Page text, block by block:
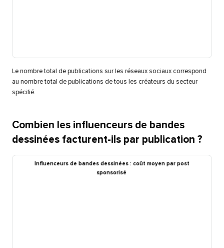
Le nombre total de publications sur les réseaux sociaux correspond
au nombre total de publications de tous les créateurs du secteur
spécifié.​​
Combien les influenceurs de bandes
dessinées facturent-ils par publication ?​​
Influenceurs de bandes dessinées : coût moyen par post
sponsorisé​​